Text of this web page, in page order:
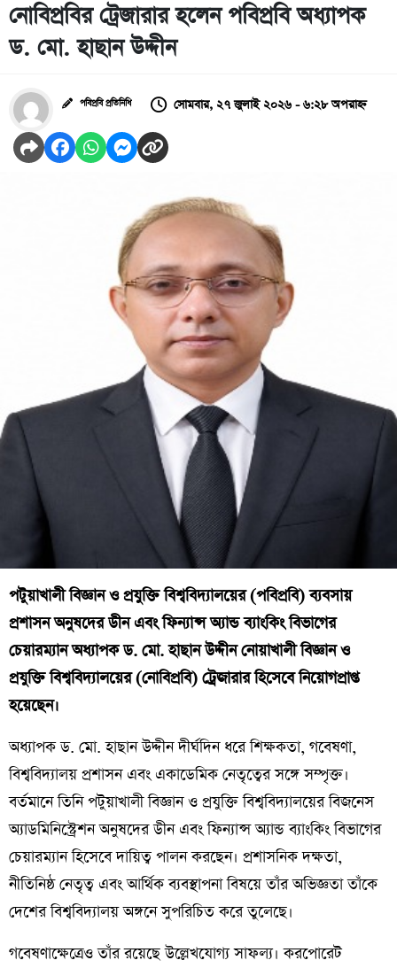
নোবিপ্রবির ট্রেজারার হলেন পবিপ্রবি অধ্যাপক
ড. মো. হাছান উদ্দীন
পবিপ্রবি প্রতিনিধি সোমবার, ২৭ জুলাই ২০২৬ - ৬:২৮ অপরাহ্ন
পটুয়াখালী বিজ্ঞান ও প্রযুক্তি বিশ্ববিদ্যালয়ের (পবিপ্রবি) ব্যবসায়
প্রশাসন অনুষদের ডীন এবং ফিন্যান্স অ্যান্ড ব্যাংকিং বিভাগের
চেয়ারম্যান অধ্যাপক ড. মো. হাছান উদ্দীন নোয়াখালী বিজ্ঞান ও
প্রযুক্তি বিশ্ববিদ্যালয়ের (নোবিপ্রবি) ট্রেজারার হিসেবে নিয়োগপ্রাপ্ত
হয়েছেন।
অধ্যাপক ড. মো. হাছান উদ্দীন দীর্ঘদিন ধরে শিক্ষকতা, গবেষণা,
বিশ্ববিদ্যালয় প্রশাসন এবং একাডেমিক নেতৃত্বের সঙ্গে সম্পৃক্ত।
বর্তমানে তিনি পটুয়াখালী বিজ্ঞান ও প্রযুক্তি বিশ্ববিদ্যালয়ের বিজনেস
অ্যাডমিনিস্ট্রেশন অনুষদের ডীন এবং ফিন্যান্স অ্যান্ড ব্যাংকিং বিভাগের
চেয়ারম্যান হিসেবে দায়িত্ব পালন করছেন। প্রশাসনিক দক্ষতা,
নীতিনিষ্ঠ নেতৃত্ব এবং আর্থিক ব্যবস্থাপনা বিষয়ে তাঁর অভিজ্ঞতা তাঁকে
দেশের বিশ্ববিদ্যালয় অঙ্গনে সুপরিচিত করে তুলেছে।
গবেষণাক্ষেত্রেও তাঁর রয়েছে উল্লেখযোগ্য সাফল্য। করপোরেট